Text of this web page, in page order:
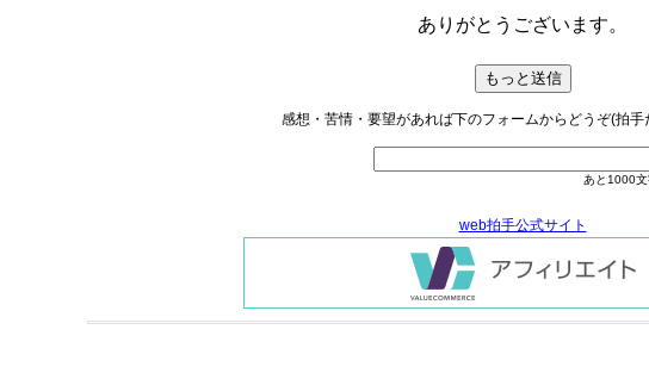
ありがとうございます。
感想・苦情・要望があれば下のフォームからどうぞ(拍
あと 1000文
web拍手公式サイト